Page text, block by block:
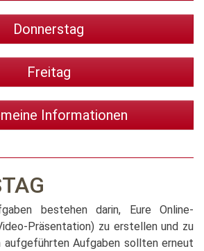
Donnerstag
Freitag
Informationen
bestehen darin, Eure Online-
Präsentation) zu erstellen und zu
aufgeführten Aufgaben sollten erneut